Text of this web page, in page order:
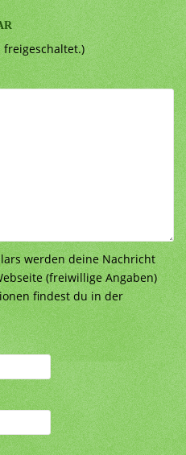
freigeschaltet.)
werden deine Nachricht
(freiwillige Angaben)
findest du in der